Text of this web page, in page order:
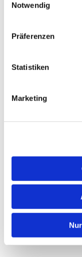
Notwendig
Präferenzen
Statistiken
Marketing